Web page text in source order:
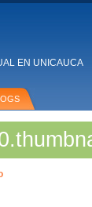
EN UNICAUCA